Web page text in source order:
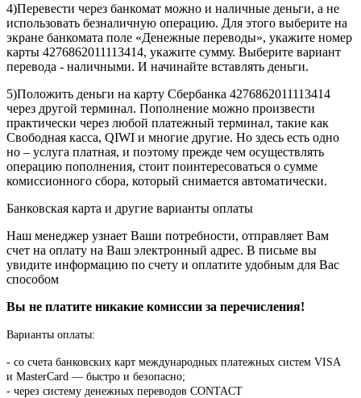
4)Перевести через банкомат можно и наличные деньги, а не
использовать безналичную операцию. Для этого выберите на
экране банкомата поле «Денежные переводы», укажите номер
карты 4276862011113414, укажите сумму. Выберите вариант
перевода - наличными. И начинайте вставлять деньги.
5)Положить деньги на карту Сбербанка 4276862011113414
через другой терминал. Пополнение можно произвести
практически через любой платежный терминал, такие как
Свободная касса, QIWI и многие другие. Но здесь есть одно
но – услуга платная, и поэтому прежде чем осуществлять
операцию пополнения, стоит поинтересоваться о сумме
комиссионного сбора, который снимается автоматически.
Банковская карта и другие варианты оплаты
Наш менеджер узнает Ваши потребности, отправляет Вам
счет на оплату на Ваш электронный адрес. В письме вы
увидите информацию по счету и оплатите удобным для Вас
способом
Вы не платите никакие комиссии за перечисления!
Варианты оплаты:
- со счета банковских карт международных платежных систем VISA
и MasterCard — быстро и безопасно;
- через систему денежных переводов CONTACT